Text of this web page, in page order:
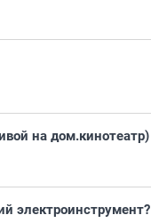
на дом.кинотеатр)
электроинструмент?